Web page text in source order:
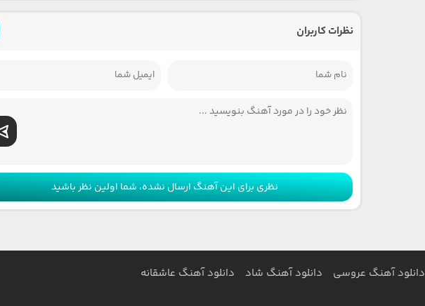
نظرات کاربران
نظری برای این آهنگ ارسال نشده، شما اولین نظر باشید
دانلود آهنگ عروسی دانلود آهنگ شاد دانلود آهنگ عاشقانه